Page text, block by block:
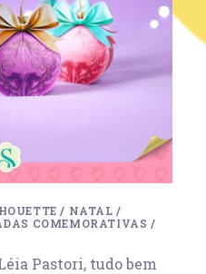
/ NATAL /
COMEMORATIVAS /
Pastori, tudo bem